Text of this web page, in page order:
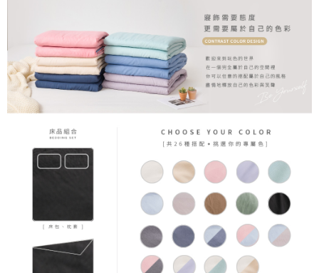
https://oppay.tw/userRule
【注意事項】
１．透過由恩沛科技股份有限公司提供之「AFTEE先享後付」服務完成之交
易，需依本服務之必要範圍內提供個人資料，並將交易相關給付款項請求債
權轉讓予恩沛科技股份有限公司。
２．關於個人資料處理事宜，請瀏覽以下網址：
https://aftee.tw/terms/#terms3
３．未成年的使用者請事先徵得法定代理人或監護人之同意方可使用
４．使用「AFTEE先享後付」時，將依據個別帳號之用戶狀況，依本公司即
時審查核予不同之上限額度；若仍有額度不足之情形，本公司將視審查結果
恩沛科技股份有限公司將有權停止該用戶之使用額度並採取法律行動。
每筆NT$60，滿NT$999(含以上)免運費
新竹貨運
每筆NT$80，滿NT$999(含以上)免運費